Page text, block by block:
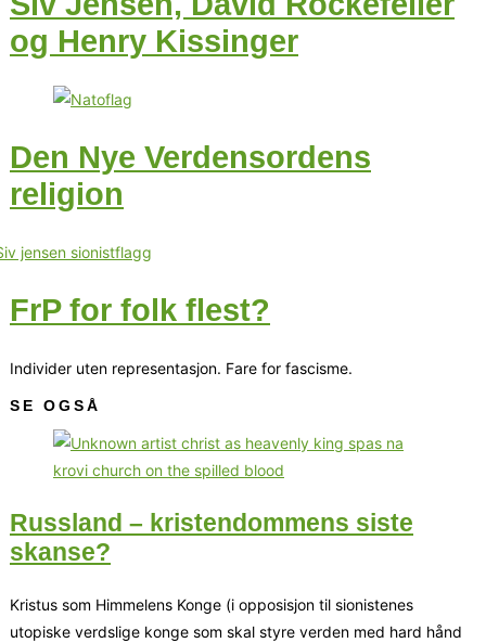
og Henry Kissinger
Den Nye Verdensordens
religion
FrP for folk flest?
Individer uten representasjon. Fare for fascisme.
SE OGSÅ
Russland – kristendommens siste
skanse?
Kristus som Himmelens Konge (i opposisjon til sionistenes
utopiske verdslige konge som skal styre verden med hard hånd